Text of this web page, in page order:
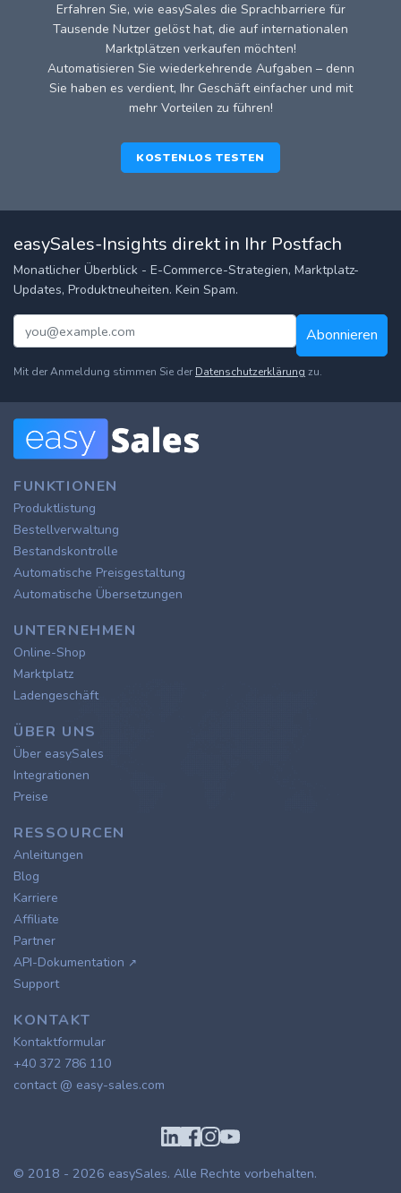
Erfahren Sie, wie easySales die Sprachbarriere für
Tausende Nutzer gelöst hat, die auf internationalen
Marktplätzen verkaufen möchten!
Automatisieren Sie wiederkehrende Aufgaben – denn
Sie haben es verdient, Ihr Geschäft einfacher und mit
mehr Vorteilen zu führen!
KOSTENLOS TESTEN
easySales-Insights direkt in Ihr Postfach
Monatlicher Überblick - E-Commerce-Strategien, Marktplatz-
Updates, Produktneuheiten. Kein Spam.
Abonnieren
Mit der Anmeldung stimmen Sie der Datenschutzerklärung zu.
FUNKTIONEN
Produktlistung
Bestellverwaltung
Bestandskontrolle
Automatische Preisgestaltung
Automatische Übersetzungen
UNTERNEHMEN
Online-Shop
Marktplatz
Ladengeschäft
ÜBER UNS
Über easySales
Integrationen
Preise
RESSOURCEN
Anleitungen
Blog
Karriere
Affiliate
Partner
API-Dokumentation ↗
Support
KONTAKT
Kontaktformular
+40 372 786 110
contact @ easy-sales.com
© 2018 - 2026 easySales. Alle Rechte vorbehalten.